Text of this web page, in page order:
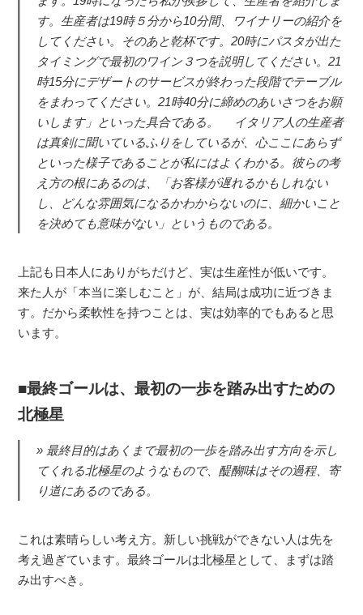
す。生産者は19時５分から10分間、ワイナリーの紹介を
してください。そのあと乾杯です。20時にパスタが出た
タイミングで最初のワイン３つを説明してください。21
時15分にデザートのサービスが終わった段階でテーブル
をまわってください。21時40分に締めのあいさつをお願
いします」といった具合である。 イタリア人の生産者
は真剣に聞いているふりをしているが、心ここにあらず
といった様子であることが私にはよくわかる。彼らの考
え方の根にあるのは、「お客様が遅れるかもしれない
し、どんな雰囲気になるかわからないのに、細かいこと
を決めても意味がない」というものである。
上記も日本人にありがちだけど、実は生産性が低いです。
来た人が「本当に楽しむこと」が、結局は成功に近づきま
す。だから柔軟性を持つことは、実は効率的でもあると思
います。
最終ゴールは、最初の一歩を踏み出すための
北極星
最終目的はあくまで最初の一歩を踏み出す方向を示し
てくれる北極星のようなもので、醍醐味はその過程、寄
り道にあるのである。
これは素晴らしい考え方。新しい挑戦ができない人は先を
考え過ぎています。最終ゴールは北極星として、まずは踏
み出すべき。